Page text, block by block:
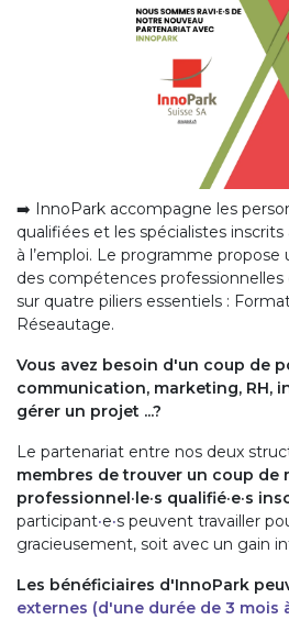
➡️ InnoPark accompagne les
qualifiées et les spécialistes inscrits
à l’emploi. Le programme propose
des compétences professionnelles
sur quatre piliers essentiels :
Réseautage.
Vous avez besoin d'un coup de
communication, marketing, RH,
gérer un projet ...?
Le partenariat entre nos deux
membres de trouver un coup de
professionnel·le·s qualifié·e·s
participant·e·s peuvent travailler
gracieusement, soit avec un gain
Les bénéficiaires d'InnoPark
externes (d'une durée de 3 mois